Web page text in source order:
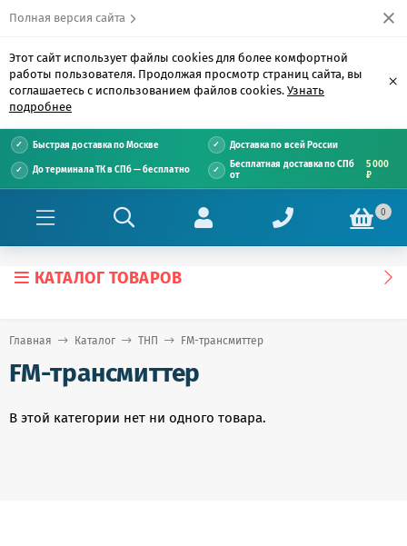
Полная версия сайта
Этот сайт использует файлы cookies для более комфортной
работы пользователя. Продолжая просмотр страниц сайта, вы
соглашаетесь с использованием файлов cookies. Узнать
подробнее
×
Быстрая доставка по Москве Доставка по всей России
До терминала ТК в СПб — бесплатно
Бесплатная доставка по СПб
от
5 000
₽
0
КАТАЛОГ ТОВАРОВ
Главная Каталог ТНП FM-трансмиттер
FM-трансмиттер
В этой категории нет ни одного товара.